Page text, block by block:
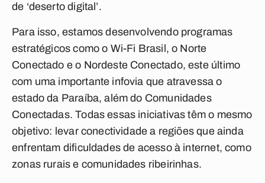
de ‘deserto digital’.
Para isso, estamos desenvolvendo programas
estratégicos como o Wi-Fi Brasil, o Norte
Conectado e o Nordeste Conectado, este último
com uma importante infovia que atravessa o
estado da Paraíba, além do Comunidades
Conectadas. Todas essas iniciativas têm o mesmo
objetivo: levar conectividade a regiões que ainda
enfrentam dificuldades de acesso à internet, como
zonas rurais e comunidades ribeirinhas.